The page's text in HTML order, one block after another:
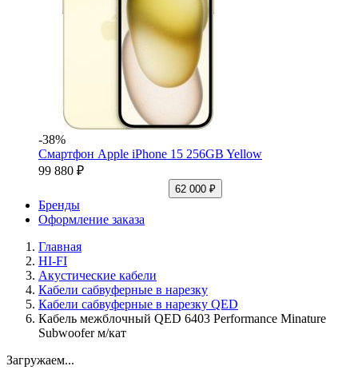
-38%
Смартфон Apple iPhone 15 256GB Yellow
99 880 ₽
62 000 ₽
Бренды
Оформление заказа
Главная
HI-FI
Акустические кабели
Кабели сабвуферные в нарезку
Кабели сабвуферные в нарезку QED
Кабель межблочный QED 6403 Performance Minature
Subwoofer м/кат
Загружаем...